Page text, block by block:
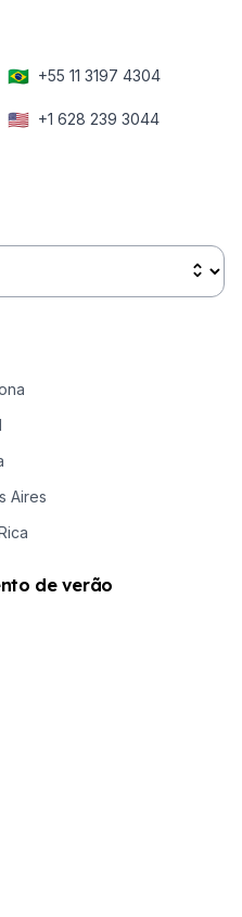
🇧🇷 +55 11 3197 4304
🇺🇸 +1 628 239 3044
Aires
de verão